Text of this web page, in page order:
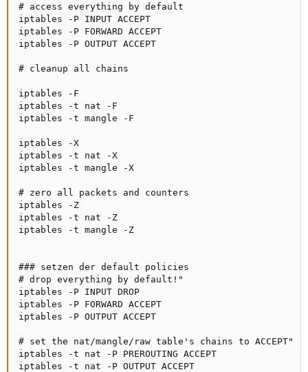
# access everything by default
iptables -P INPUT ACCEPT
iptables -P FORWARD ACCEPT
iptables -P OUTPUT ACCEPT
# cleanup all chains
iptables -F
iptables -t nat -F
iptables -t mangle -F
iptables -X
iptables -t nat -X
iptables -t mangle -X
# zero all packets and counters
iptables -Z
iptables -t nat -Z
iptables -t mangle -Z
### setzen der default policies
# drop everything by default!"
iptables -P INPUT DROP
iptables -P FORWARD ACCEPT
iptables -P OUTPUT ACCEPT
# set the nat/mangle/raw table's chains to ACCEPT"
iptables -t nat -P PREROUTING ACCEPT
iptables -t nat -P OUTPUT ACCEPT